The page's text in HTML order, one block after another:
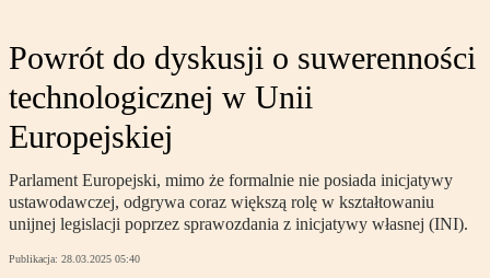
Powrót do dyskusji o suwerenności
technologicznej w Unii
Europejskiej
Parlament Europejski, mimo że formalnie nie posiada inicjatywy
ustawodawczej, odgrywa coraz większą rolę w kształtowaniu
unijnej legislacji poprzez sprawozdania z inicjatywy własnej (INI).
Publikacja: 28.03.2025 05:40